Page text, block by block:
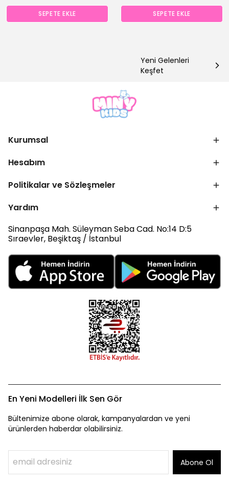
SEPETE EKLE SEPETE EKLE
Yeni Gelenleri
Keşfet
Kurumsal
Hesabım
Politikalar ve Sözleşmeler
Yardım
Sinanpaşa Mah. Süleyman Seba Cad. No:14 D:5
Sıraevler, Beşiktaş / İstanbul
En Yeni Modelleri İlk Sen Gör
Bültenimize abone olarak, kampanyalardan ve yeni
ürünlerden haberdar olabilirsiniz.
Abone Ol